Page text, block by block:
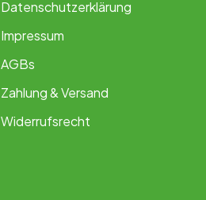
Datenschutzerklärung
Impressum
AGBs
Zahlung & Versand
Widerrufsrecht